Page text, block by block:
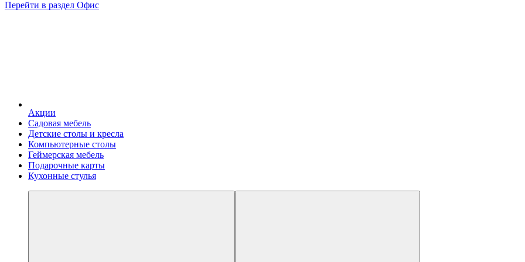
Перейти в раздел Офис
Акции
Садовая мебель
Детские столы и кресла
Компьютерные столы
Геймерская мебель
Подарочные карты
Кухонные стулья